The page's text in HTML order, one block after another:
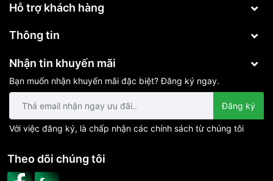
Hỗ trợ khách hàng
Thông tin
Nhận tin khuyến mãi
Bạn muốn nhận khuyến mãi đặc biệt? Đăng ký ngay.
Đăng ký
Với việc đăng ký, là chấp nhận các chính sách từ chúng tôi
Theo dõi chúng tôi